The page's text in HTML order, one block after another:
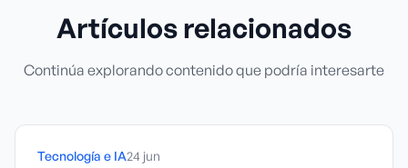
Artículos relacionados
Continúa explorando contenido que podría interesarte
Tecnología e IA24 jun